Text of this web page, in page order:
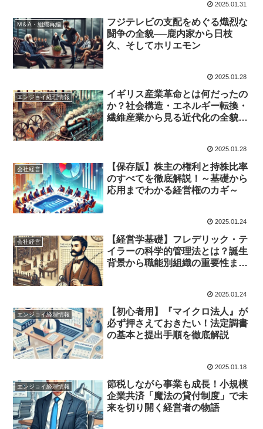
2025.01.31
M＆A・組織再編
フジテレビの支配をめぐる熾烈な
闘争の全貌──鹿内家から日枝
久、そしてホリエモン
2025.01.28
エンジョイ経理情報
イギリス産業革命とは何だったの
か？社会構造・エネルギー転換・
繊維産業から見る近代化の全貌を
2025.01.28
会社経営
【保存版】株主の権利と持株比率
のすべてを徹底解説！～基礎から
応用までわかる経営権のカギ～
2025.01.24
会社経営
【経営学基礎】フレデリック・テ
イラーの科学的管理法とは？誕生
背景から職能別組織の重要性まで
2025.01.24
エンジョイ経理情報
【初心者用】『マイクロ法人』が
必ず押さえておきたい！法定調書
の基本と提出手順を徹底解説
2025.01.18
エンジョイ経理情報
節税しながら事業も成長！小規模
企業共済「魔法の貸付制度」で未
来を切り開く経営者の物語